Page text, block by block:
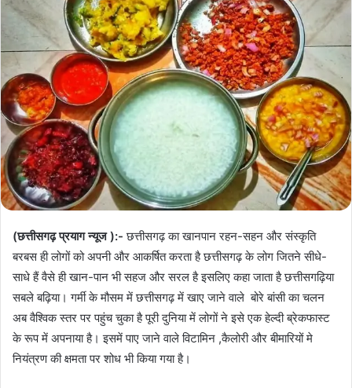
(छत्तीसगढ़ प्रयाग न्यूज ):- छत्तीसगढ़ का खानपान रहन-सहन और संस्कृति
बरबस ही लोगों को अपनी और आकर्षित करता है छत्तीसगढ़ के लोग जितने सीधे-
साधे हैं वैसे ही खान-पान भी सहज और सरल है इसलिए कहा जाता है छत्तीसगढ़िया
सबले बढ़िया। गर्मी के मौसम में छत्तीसगढ़ में खाए जाने वाले बोरे बांसी का चलन
अब वैश्विक स्तर पर पहुंच चुका है पूरी दुनिया में लोगों ने इसे एक हेल्दी ब्रेकफास्ट
के रूप में अपनाया है। इसमें पाए जाने वाले विटामिन ,कैलोरी और बीमारियों मे
नियंत्रण की क्षमता पर शोध भी किया गया है।